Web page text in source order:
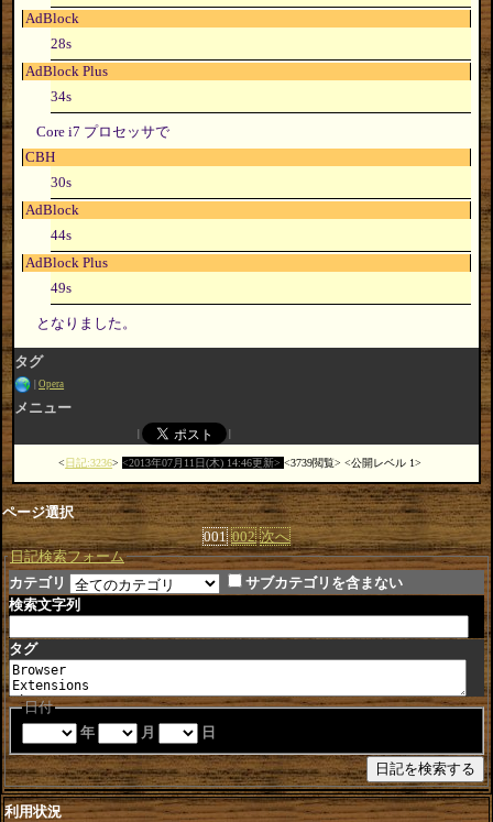
AdBlock
28s
AdBlock Plus
34s
Core i7 プロセッサで
CBH
30s
AdBlock
44s
AdBlock Plus
49s
となりました。
タグ
Opera
メニュー
日記:3236 2013年07月11日(木) 14:46更新 3739閲覧 公開レベル 1
ページ選択
001 002 次へ
日記検索フォーム
カテゴリ
サブカテゴリを含まない
検索文字列
タグ
日付
年
月 日
利用状況